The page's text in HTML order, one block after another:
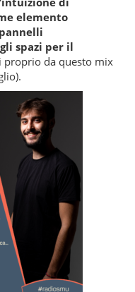
elemento
spazi per il
proprio da questo mix